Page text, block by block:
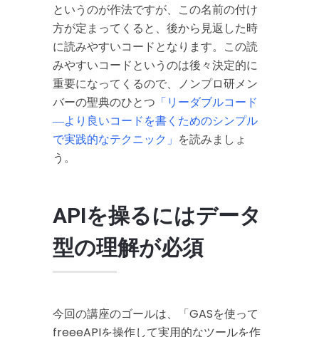
というのが作法ですが、この名前の付け
方が定まってくると、後から見返した時
に読みやすいコードとなります。この読
みやすいコードというのは後々決定的に
重要になってくるので、ノンプロ研メン
バーの聖典のひとつ 「リーダブルコード
―より良いコードを書くためのシンプル
で実践的なテクニック」 を読みましょ
う。
APIを操るにはデータ
型の理解が必須
今回の講座のゴールは、「GASを使って
freeeAPIを操作して実用的なツールを作